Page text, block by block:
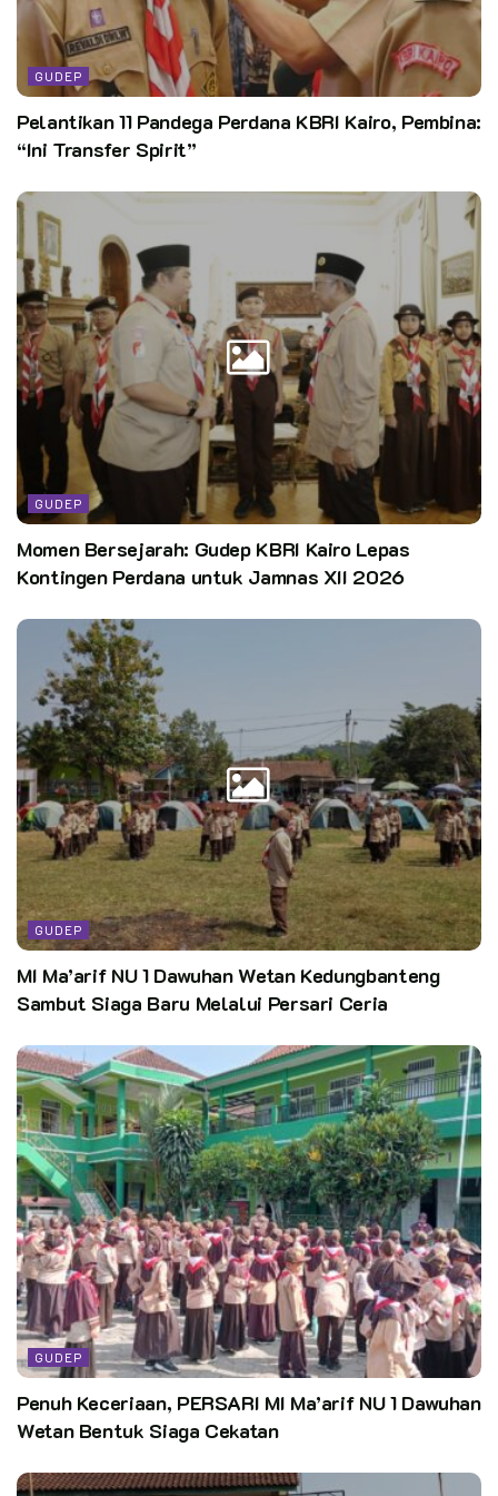
GUDEP
Pelantikan 11 Pandega Perdana KBRI Kairo, Pembina:
“Ini Transfer Spirit”
GUDEP
Momen Bersejarah: Gudep KBRI Kairo Lepas
Kontingen Perdana untuk Jamnas XII 2026
GUDEP
MI Ma’arif NU 1 Dawuhan Wetan Kedungbanteng
Sambut Siaga Baru Melalui Persari Ceria
GUDEP
Penuh Keceriaan, PERSARI MI Ma’arif NU 1 Dawuhan
Wetan Bentuk Siaga Cekatan